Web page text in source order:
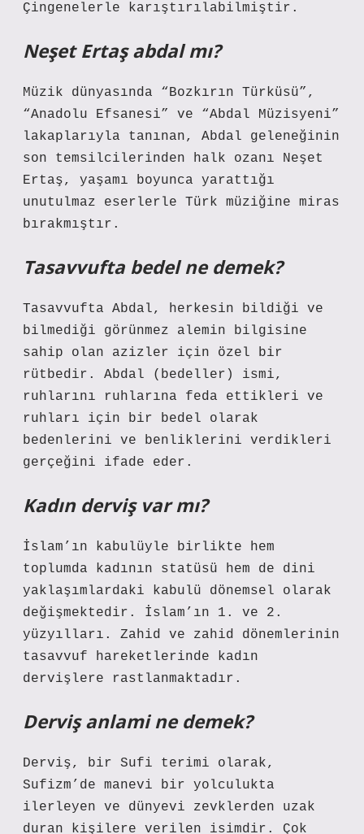
Çingenelerle karıştırılabilmiştir.
Neşet Ertaş abdal mı?
Müzik dünyasında “Bozkırın Türküsü”,
“Anadolu Efsanesi” ve “Abdal Müzisyeni”
lakaplarıyla tanınan, Abdal geleneğinin
son temsilcilerinden halk ozanı Neşet
Ertaş, yaşamı boyunca yarattığı
unutulmaz eserlerle Türk müziğine miras
bırakmıştır.
Tasavvufta bedel ne demek?
Tasavvufta Abdal, herkesin bildiği ve
bilmediği görünmez alemin bilgisine
sahip olan azizler için özel bir
rütbedir. Abdal (bedeller) ismi,
ruhlarını ruhlarına feda ettikleri ve
ruhları için bir bedel olarak
bedenlerini ve benliklerini verdikleri
gerçeğini ifade eder.
Kadın derviş var mı?
İslam’ın kabulüyle birlikte hem
toplumda kadının statüsü hem de dini
yaklaşımlardaki kabulü dönemsel olarak
değişmektedir. İslam’ın 1. ve 2.
yüzyılları. Zahid ve zahid dönemlerinin
tasavvuf hareketlerinde kadın
dervişlere rastlanmaktadır.
Derviş anlami ne demek?
Derviş, bir Sufi terimi olarak,
Sufizm’de manevi bir yolculukta
ilerleyen ve dünyevi zevklerden uzak
duran kişilere verilen isimdir. Çok